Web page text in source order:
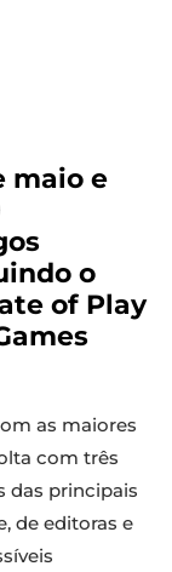
maio e
o
of Play
as maiores
com três
das principais
de editoras e